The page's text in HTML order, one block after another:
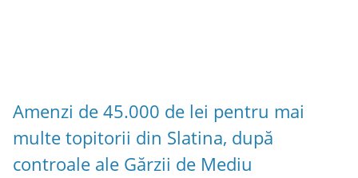
Amenzi de 45.000 de lei pentru mai
multe topitorii din Slatina, după
controale ale Gărzii de Mediu